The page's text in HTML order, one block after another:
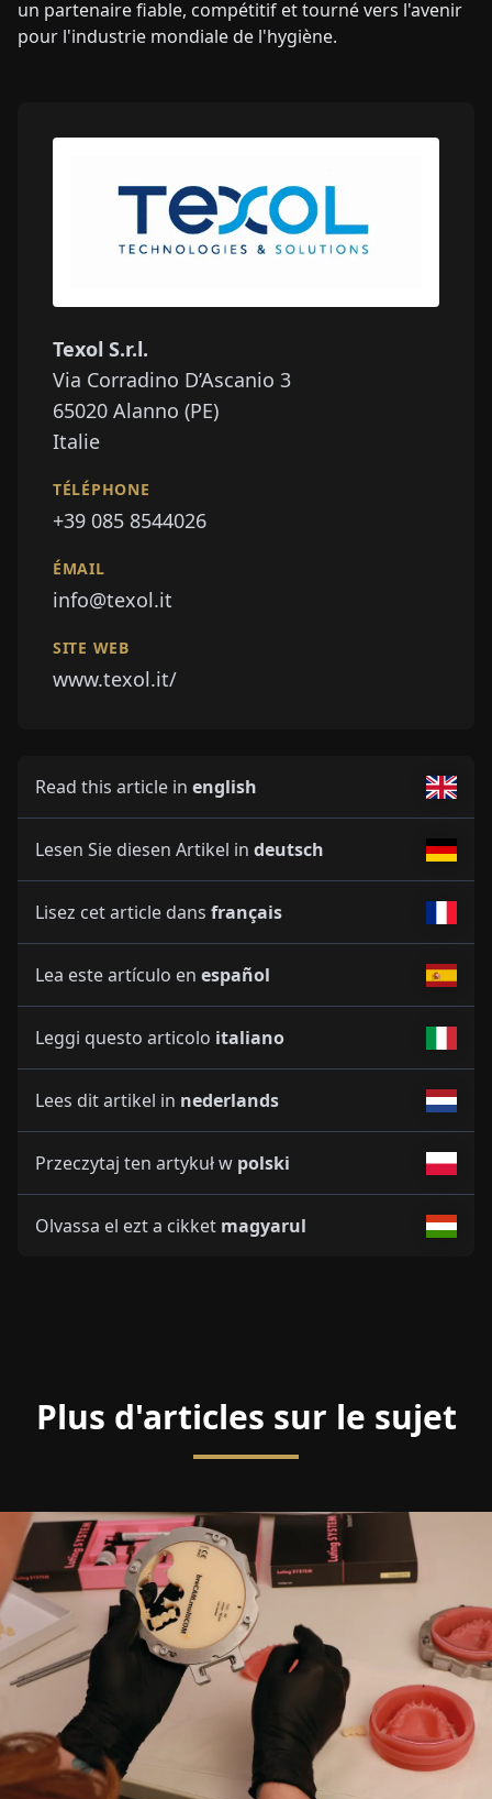
un partenaire fiable, compétitif et tourné vers l'avenir
pour l'industrie mondiale de l'hygiène.
Texol S.r.l.
Via Corradino D’Ascanio 3
65020 Alanno (PE)
Italie
TÉLÉPHONE
+39 085 8544026
ÉMAIL
info@texol.it
SITE WEB
www.texol.it/
Read this article in english
Lesen Sie diesen Artikel in deutsch
Lisez cet article dans français
Lea este artículo en español
Leggi questo articolo italiano
Lees dit artikel in nederlands
Przeczytaj ten artykuł w polski
Olvassa el ezt a cikket magyarul
Plus d'articles sur le sujet